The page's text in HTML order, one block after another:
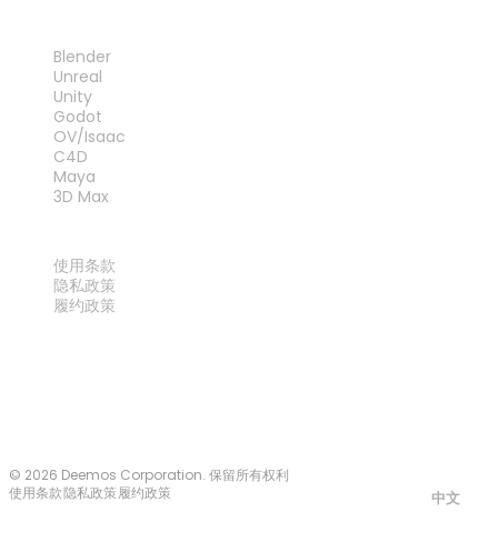
Blender
Unreal
Unity
Godot
OV/Isaac
C4D
Maya
3D Max
使用条款
隐私政策
履约政策
© 2026 Deemos Corporation. 保留所有权利
使用条款隐私政策履约政策 中文